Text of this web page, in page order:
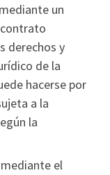
un
derechos y
de la
hacerse por
a la
la
el